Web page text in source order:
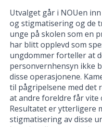
Utvalget går i NOUen
og stigmatisering og de
unge på skolen som en
har blitt opplevd som
ungdommer forteller at
personvernhensyn ikke
disse operasjonene.
til pågripelsene med det
at andre foreldre får vite
Resultatet er ytterligere
stigmatisering av disse